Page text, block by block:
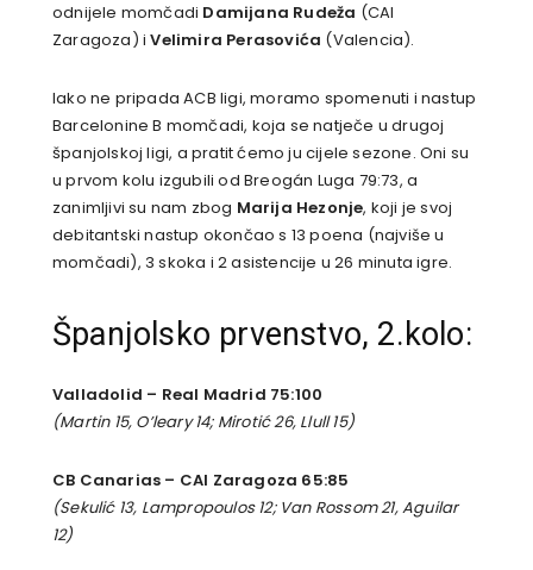
odnijele momčadi Damijana Rudeža (CAI
Zaragoza) iVelimira Perasovića (Valencia).
Iako ne pripada ACB ligi, moramo spomenuti i nastup
Barcelonine B momčadi, koja se natječe u drugoj
španjolskoj ligi, a pratit ćemo ju cijele sezone. Oni su
u prvom kolu izgubili od Breogán Luga 79:73, a
zanimljivi su nam zbog Marija Hezonje, koji je svoj
debitantski nastup okončao s 13 poena (najviše u
momčadi), 3 skoka i 2 asistencije u 26 minuta igre.
Španjolsko prvenstvo, 2.kolo:
Valladolid – Real Madrid 75:100
(Martin 15, O’leary 14; Mirotić 26, Llull 15)
CB Canarias – CAI Zaragoza 65:85
(Sekulić 13, Lampropoulos 12; Van Rossom 21, Aguilar
12)